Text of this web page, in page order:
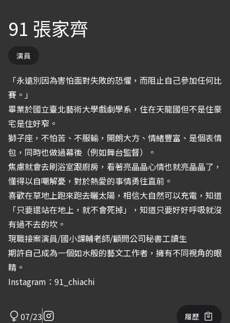
91 張家齊
演員
「永遠別因為害怕面對失敗的恐懼，而阻止自己參加任何比
賽。」
畢業於國立臺北藝術大學戲劇學系，住在天龍國但不是住豪
宅是住好窄。
獅子座，不怕苦、不服輸，開朗大方、情緒豐富、是個表情
包，同時也做過幕後（例如舞台監督）。
焦慮就會去刷浴室跟廚房，看著亮晶晶心情也就亮晶晶了，
懂得以自嘲解憂，對於熱愛的事情勇往直前。
喜歡在草地上跑來跑去曬太陽，相信大自然可以充電，知道
「只要還站在地上，就不會死掉」，知道只要好好呼吸就沒
有過不去的坎。
現職接案演員/國小課輔老師/顧問公司秘書工讀生
期許自己成為一個如水般的藝文工作者，擁有不同視角的眼
睛。
Instagram：91_chiachi
07/23 履歷